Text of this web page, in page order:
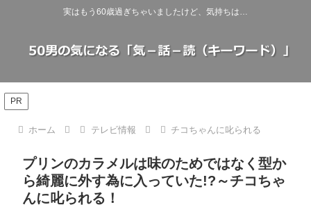
実はもう60歳過ぎちゃいましたけど、気持ちは…
PR
ホーム テレビ情報 チコちゃんに叱られる
プリンのカラメルは味のためではなく型か
ら綺麗に外す為に入っていた!?～チコちゃ
んに叱られる！